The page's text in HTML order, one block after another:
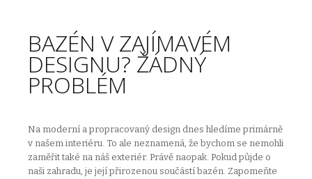
BAZÉN V ZAJÍMAVÉM
DESIGNU? ŽÁDNÝ
PROBLÉM
Na moderní a propracovaný design dnes hledíme primárně
v našem interiéru. To ale neznamená, že bychom se nemohli
zaměřit také na náš exteriér. Právě naopak. Pokud půjde o
naši zahradu, je její přirozenou součástí bazén. Zapomeňte